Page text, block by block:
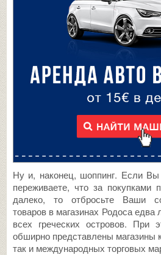
Ну и, наконец, шоппинг. Если
переживаете, что за покупками
далеко, то отбросьте Ваши
товаров в магазинах Родоса
всех греческих островов. При
обширно представлены магазины
так и международных торговых